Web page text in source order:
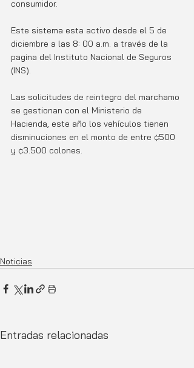
consumidor.
Este sistema esta activo desde el 5 de
diciembre a las 8: 00 a.m. a través de la
pagina del Instituto Nacional de Seguros
(INS).
Las solicitudes de reintegro del marchamo
se gestionan con el Ministerio de
Hacienda, este año los vehículos tienen
disminuciones en el monto de entre ¢500
y ¢3.500 colones.
Noticias
Entradas relacionadas